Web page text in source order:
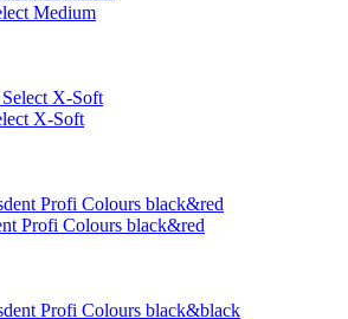
Medium
X-Soft
Profi Colours black&red